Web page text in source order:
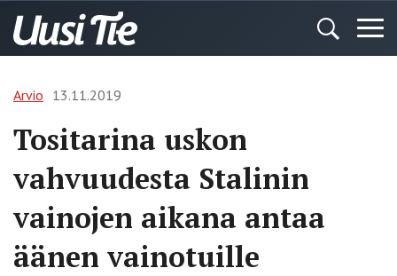
Arvio 13.11.2019
Tositarina uskon
vahvuudesta Stalinin
vainojen aikana antaa
äänen vainotuille